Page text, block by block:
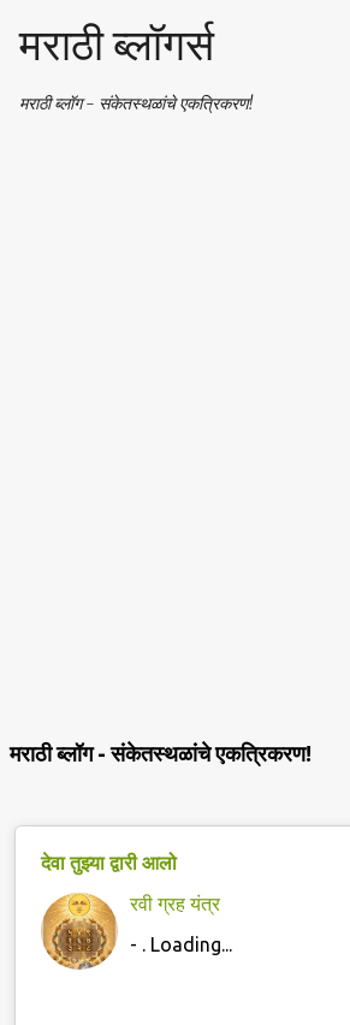
Skip to main content
मराठी ब्लॉगर्स
मराठी ब्लॉग - संकेतस्थळांचे एकत्रिकरण!
मराठी ब्लॉग - संकेतस्थळांचे एकत्रिकरण!
देवा तुझ्या द्वारी आलो
रवी ग्रह यंत्र
- . Loading...